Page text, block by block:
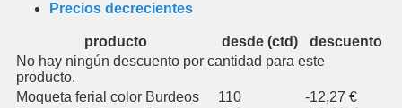
Precios decrecientes
producto desde (ctd)
descuento
No hay ningún descuento por cantidad para este
producto.
Moqueta ferial color Burdeos
110
-12,27 €